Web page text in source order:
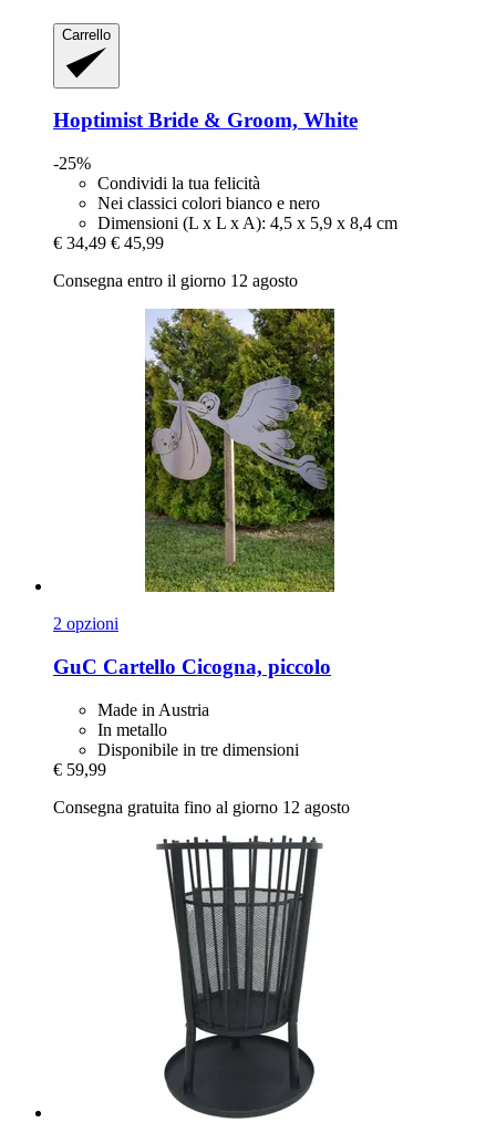
Carrello
HoptimistBride & Groom, White
-25%
Condividi la tua felicità
Nei classici colori bianco e nero
Dimensioni (L x L x A): 4,5 x 5,9 x 8,4 cm
€ 34,49 € 45,99
Consegna entro il giorno 12 agosto
2 opzioni
GuC Cartello Cicogna, piccolo
Made in Austria
In metallo
Disponibile in tre dimensioni
€ 59,99
Consegna gratuita fino al giorno 12 agosto